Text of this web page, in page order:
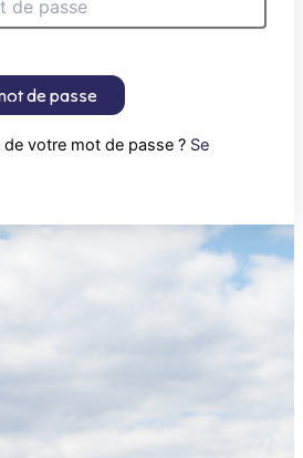
de passe
votre mot de passe ? Se